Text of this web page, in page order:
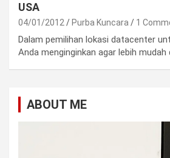
USA
04/01/2012 Purba Kuncara 1
Dalam pemilihan lokasi datacenter
Anda menginginkan agar lebih mudah
ABOUT ME